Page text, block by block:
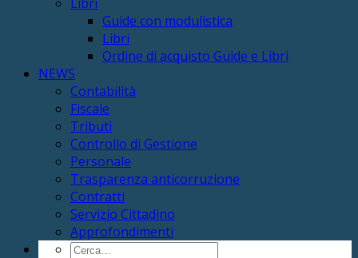
Guide con modulistica
Libri
Ordine di acquisto Guide e Libri
NEWS
Contabilità
Fiscale
Tributi
Controllo di Gestione
Personale
Trasparenza anticorruzione
Contratti
Servizio Cittadino
Approfondimenti
Cerca: